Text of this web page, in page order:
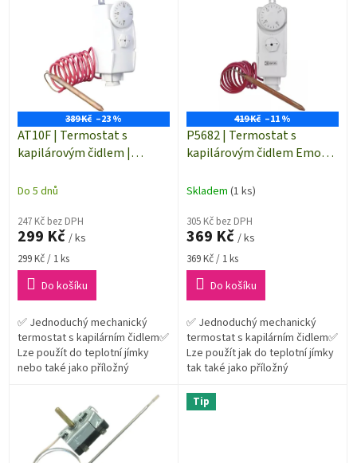
389 Kč –23 %
AT10F | Termostat s
kapilárovým čidlem |
Do 5 dnů
247 Kč bez DPH
299 Kč / ks
Měrná
cena:
299 Kč / 1 ks
Do košíku
✅ Jednoduchý mechanický
termostat s kapilárním čidlem✅
Lze použít do teplotní jímky
nebo také jako příložný
regulace teploty,...
419 Kč –11 %
P5682 | Termostat s
kapilárovým čidlem Emos |
Skladem (1 ks)
305 Kč bez DPH
369 Kč / ks
Měrná
cena:
369 Kč / 1 ks
Do košíku
✅ Jednoduchý mechanický
termostat s kapilárním čidlem✅
Lze použít jak do teplotní jímky
tak také jako příložný
nejjednodušších forem
regulace...
Tip